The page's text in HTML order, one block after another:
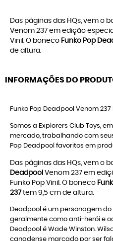
Das páginas das HQs, vem o
Venom 237 em edição
Vinil. O boneco Funko Pop
de altura.
INFORMAÇÕES DO
Funko Pop Deadpool Venom
Somos a Explorers Club Toys,
mercado, trabalhando com
Pop Deadpool favoritos em
Das páginas das HQs, vem o
Deadpool Venom 237 em
Funko Pop Vinil. O boneco
237 tem 9,5 cm de altura.
Deadpool é um personagem
geralmente como anti-herói e
Deadpool é Wade Winston.
canadense marcado por ser